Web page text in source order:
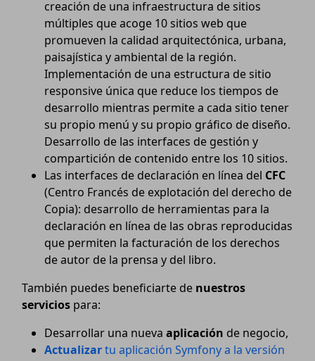
creación de una infraestructura de sitios
múltiples que acoge 10 sitios web que
promueven la calidad arquitectónica, urbana,
paisajística y ambiental de la región.
Implementación de una estructura de sitio
responsive única que reduce los tiempos de
desarrollo mientras permite a cada sitio tener
su propio menú y su propio gráfico de diseño.
Desarrollo de las interfaces de gestión y
compartición de contenido entre los 10 sitios.
Las interfaces de declaración en línea del CFC
(Centro Francés de explotación del derecho de
Copia): desarrollo de herramientas para la
declaración en línea de las obras reproducidas
que permiten la facturación de los derechos
de autor de la prensa y del libro.
También puedes beneficiarte de nuestros
servicios para:
Desarrollar una nuevaaplicación de negocio,
Actualizartu aplicación Symfony a la versión